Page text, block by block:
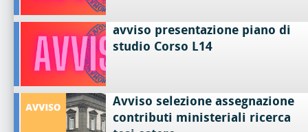
avviso presentazione piano di
studio Corso L14
Avviso selezione assegnazione
contributi ministeriali ricerca